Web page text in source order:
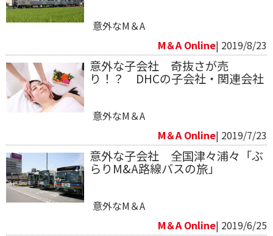
意外なM＆A
M＆A Online| 2019/8/23
意外な子会社 奇抜さが売
り！？ DHCの子会社・関連会社
意外なM＆A
M＆A Online| 2019/7/23
意外な子会社 全国津々浦々「ぶ
らりM&A路線バスの旅」
意外なM＆A
M＆A Online| 2019/6/25